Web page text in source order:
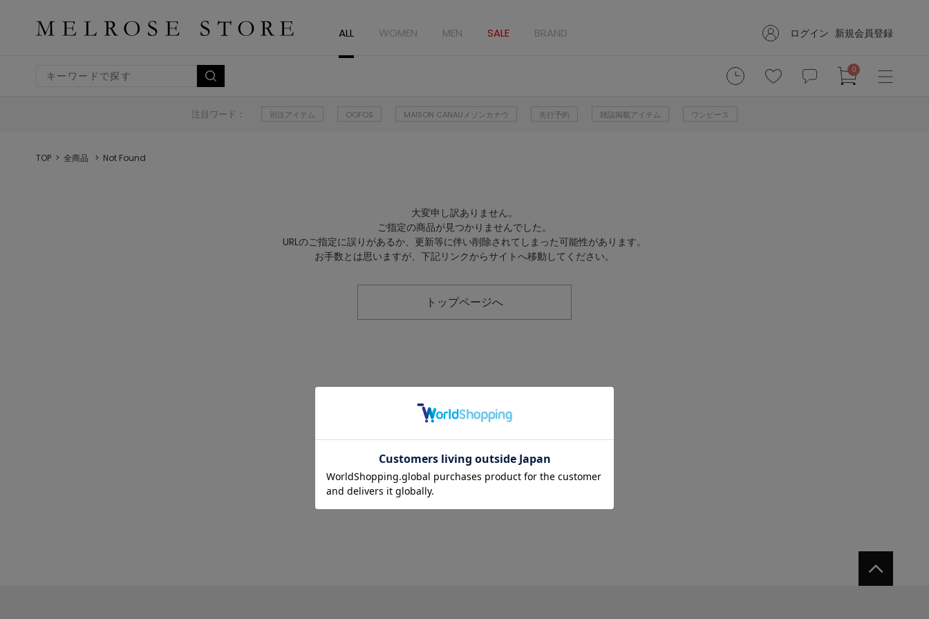
ALL WOMEN MEN SALE BRAND ログイン 新規会員登録
0
注目ワード： 別注アイテム OOFOS MAISON CANAUメゾンカナウ 先行予約 雑誌掲載アイテム ワンピース
TOP 全商品 Not Found
大変申し訳ありません。
ご指定の商品が見つかりませんでした。
URLのご指定に誤りがあるか、更新等に伴い削除されてしまった可能性があります。
お手数とは思いますが、下記リンクからサイトへ移動してください。
トップページへ